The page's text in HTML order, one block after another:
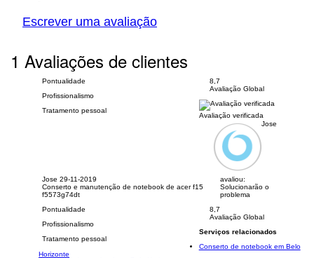
Escrever uma avaliação
1 Avaliações de clientes
Pontualidade
Profissionalismo
Tratamento pessoal
8,7
Avaliação Global
Avaliação verificada
Jose 29-11-2019
Conserto e manutenção de notebook de acer f15
f5573g74dt
Jose
avaliou:
Solucionarão o
problema
Pontualidade
Profissionalismo
Tratamento pessoal
8,7
Avaliação Global
Serviços relacionados
Conserto de notebook em Belo
Horizonte